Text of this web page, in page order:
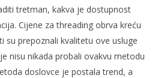
tretman, kakva je dostupnost
Cijene za threading obrva kreću
su prepoznali kvalitetu ove usluge
nisu nikada probali ovakvu metodu
doslovce je postala trend, a